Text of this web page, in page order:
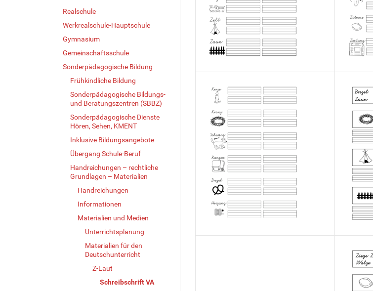
Realschule
Werkrealschule-Hauptschule
Gymnasium
Gemeinschaftsschule
Sonderpädagogische Bildung
Frühkindliche Bildung
Sonderpädagogische Bildungs-
und Beratungszentren (SBBZ)
Sonderpädagogische Dienste
Hören, Sehen, KMENT
Inklusive Bildungsangebote
Übergang Schule-Beruf
Handreichungen – rechtliche
Grundlagen – Materialien
Handreichungen
Informationen
Materialien und Medien
Unterrichtsplanung
Materialien für den
Deutschunterricht
Z-Laut
Schreibschrift VA